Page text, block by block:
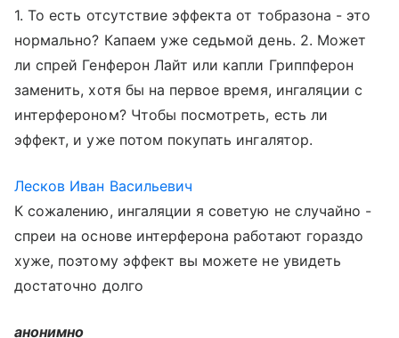
1. То есть отсутствие эффекта от тобразона - это
нормально? Капаем уже седьмой день. 2. Может
ли спрей Генферон Лайт или капли Гриппферон
заменить, хотя бы на первое время, ингаляции с
интерфероном? Чтобы посмотреть, есть ли
эффект, и уже потом покупать ингалятор.
Лесков Иван Васильевич
К сожалению, ингаляции я советую не случайно -
спреи на основе интерферона работают гораздо
хуже, поэтому эффект вы можете не увидеть
достаточно долго
анонимно